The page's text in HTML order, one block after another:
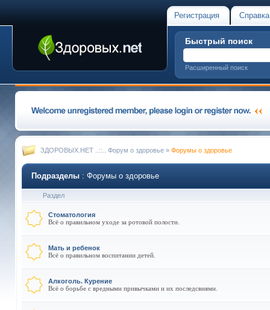
Регистрация Справка
Быстрый поиск
Расширенный поиск
ЗДОРОВЫХ.НЕТ ..::.. Форум о здоровье » Форумы о здоровье
Подразделы : Форумы о здоровье
Раздел
Стоматология
Всё о правильном уходе за ротовой полости.
Мать и ребенок
Всё о правильном воспитании детей.
Алкоголь. Курение
Всё о борьбе с вредными привычками и их последсвиями.